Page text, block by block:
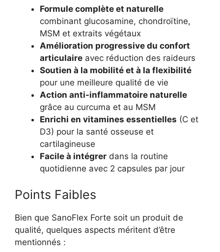
Formule complète et naturelle
combinant glucosamine, chondroïtine,
MSM et extraits végétaux
Amélioration progressive du confort
articulaire avec réduction des raideurs
Soutien à la mobilité et à la flexibilité
pour une meilleure qualité de vie
Action anti-inflammatoire naturelle
grâce au curcuma et au MSM
Enrichi en vitamines essentielles (C et
D3) pour la santé osseuse et
cartilagineuse
Facile à intégrer dans la routine
quotidienne avec 2 capsules par jour
Points Faibles
Bien que SanoFlex Forte soit un produit de
qualité, quelques aspects méritent d’être
mentionnés :